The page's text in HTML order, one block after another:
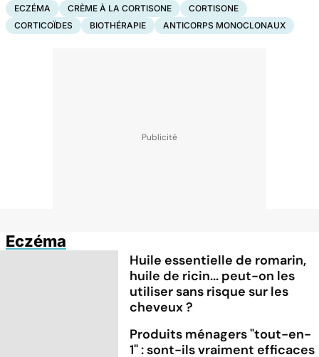
ECZÉMA CRÈME À LA CORTISONE
CORTISONE
CORTICOÏDES
BIOTHÉRAPIE ANTICORPS MONOCLONAUX
Eczéma
Huile essentielle de romarin,
huile de ricin... peut-on les
utiliser sans risque sur les
cheveux ?
Produits ménagers "tout-en-
1" : sont-ils vraiment efficaces